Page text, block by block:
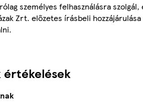
személyes felhasználásra
Zrt. előzetes írásbeli
értékelések